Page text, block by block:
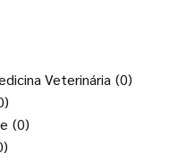
Veterinária (0)
(0)